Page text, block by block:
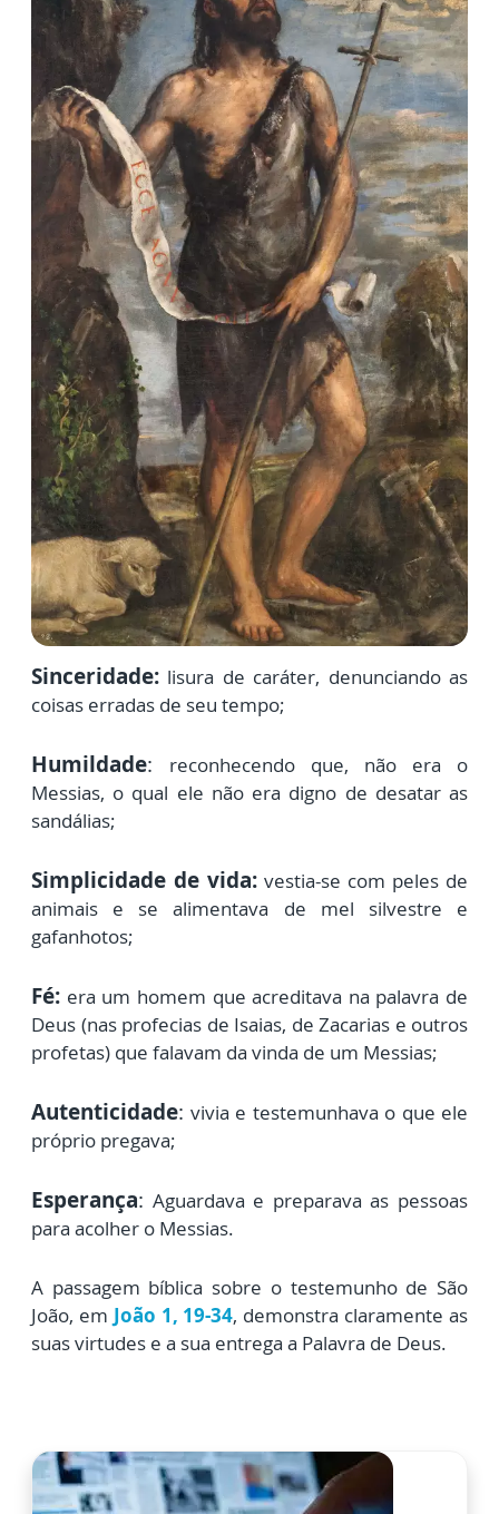
Sinceridade: lisura de caráter, denunciando as
coisas erradas de seu tempo;
Humildade:
reconhecendo que, não era o
Messias, o qual ele não era digno de desatar as
sandálias;
Simplicidade de vida: vestia-se com peles de
animais e se alimentava de mel silvestre e
gafanhotos;
Fé: era um homem que acreditava na palavra de
Deus (nas profecias de Isaias, de Zacarias e outros
profetas) que falavam da vinda de um Messias;
Autenticidade: vivia e testemunhava o que ele
próprio pregava;
Esperança: Aguardava e preparava as pessoas
para acolher o Messias.
A passagem bíblica sobre o testemunho de São
João, em João 1, 19-34, demonstra claramente as
suas virtudes e a sua entrega a Palavra de Deus.